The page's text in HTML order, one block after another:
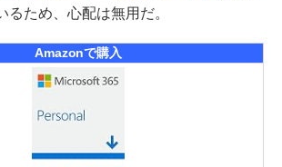
るため、心配は無用だ。
Amazonで購入